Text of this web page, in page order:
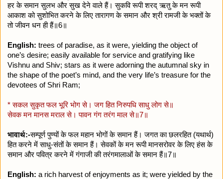
हर के समान सुलभ और सुख देने वाले हैं। सुकवि रूपी शरद् ऋतु के मन रूपी
आकाश को सुशोभित करने के लिए तारागण के समान और श्री रामजी के भक्तों के
तो जीवन धन ही हैं॥6॥
English: trees of paradise, as it were, yielding the object of
one’s desire; easily available for service and gratifying like
Vishnu and Shiv; stars as it were adorning the autumnal sky in
the shape of the poet’s mind, and the very life’s treasure for the
devotees of Shri Ram;
* सकल सुकृत फल भूरि भोग से। जग हित निरुपधि साधु लोग से॥
सेवक मन मानस मराल से। पावन गंग तरंग माल से॥7॥
भावार्थ:-सम्पूर्ण पुण्यों के फल महान भोगों के समान हैं। जगत का छलरहित (यथार्थ)
हित करने में साधु-संतों के समान हैं। सेवकों के मन रूपी मानसरोवर के लिए हंस के
समान और पवित्र करने में गंगाजी की तरंगमालाओं के समान हैं॥7॥
English: a rich harvest of enjoyments as it; were yielded by the